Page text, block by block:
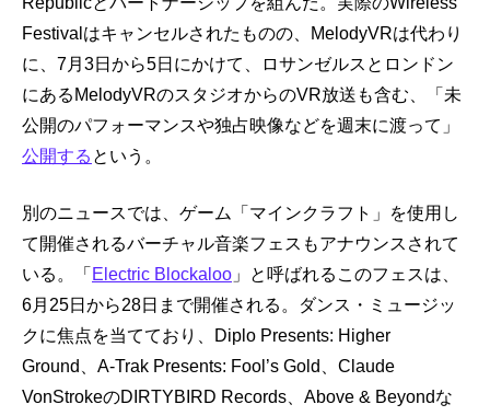
Festivalはキャンセルされたものの、MelodyVRは代わり
に、7月3日から5日にかけて、ロサンゼルスとロンドン
にあるMelodyVRのスタジオからのVR放送も含む、「未
公開のパフォーマンスや独占映像などを週末に渡って」
公開する という。
別のニュースでは、ゲーム「マインクラフト」を使用し
て開催されるバーチャル音楽フェスもアナウンスされて
いる。「 Electric Blockaloo 」と呼ばれるこのフェスは、
6月25日から28日まで開催される。ダンス・ミュージッ
クに焦点を当てており、Diplo Presents: Higher
Ground、A-Trak Presents: Fool’s Gold、Claude
VonStrokeのDIRTYBIRD Records、Above & Beyondな